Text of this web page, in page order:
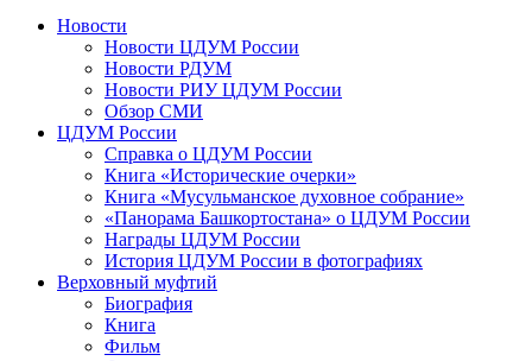
Новости
Новости ЦДУМ России
Новости РДУМ
Новости РИУ ЦДУМ России
Обзор СМИ
ЦДУМ России
Справка о ЦДУМ России
Книга «Исторические очерки»
Книга «Мусульманское духовное собрание»
«Панорама Башкортостана» о ЦДУМ России
Награды ЦДУМ России
История ЦДУМ России в фотографиях
Верховный муфтий
Биография
Книга
Фильм